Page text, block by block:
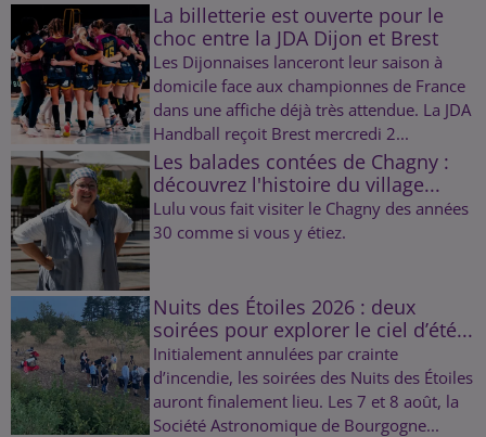
La billetterie est ouverte pour le
choc entre la JDA Dijon et Brest
Les Dijonnaises lanceront leur saison à
domicile face aux championnes de France
dans une affiche déjà très attendue. La JDA
Handball reçoit Brest mercredi 2...
Les balades contées de Chagny :
découvrez l'histoire du village...
Lulu vous fait visiter le Chagny des années
30 comme si vous y étiez.
Nuits des Étoiles 2026 : deux
soirées pour explorer le ciel d’été...
Initialement annulées par crainte
d’incendie, les soirées des Nuits des Étoiles
auront finalement lieu. Les 7 et 8 août, la
Société Astronomique de Bourgogne...